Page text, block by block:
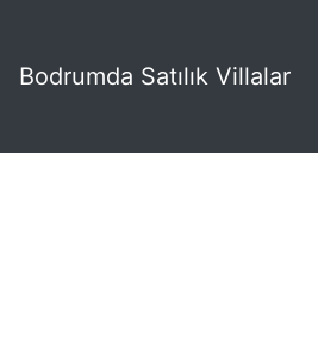
Bodrumda Satılık Villalar